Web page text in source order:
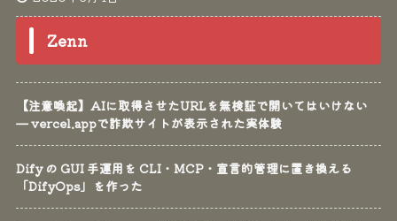
Zenn
【注意喚起】AIに取得させたURLを無検証で開いてはいけない
— vercel.appで詐欺サイトが表示された実体験
Dify の GUI 手運用を CLI・MCP・宣言的管理に置き換える
「DifyOps」を作った